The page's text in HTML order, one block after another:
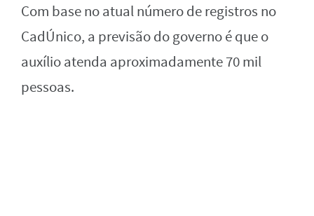
Com base no atual número de registros no
CadÚnico, a previsão do governo é que o
auxílio atenda aproximadamente 70 mil
pessoas.